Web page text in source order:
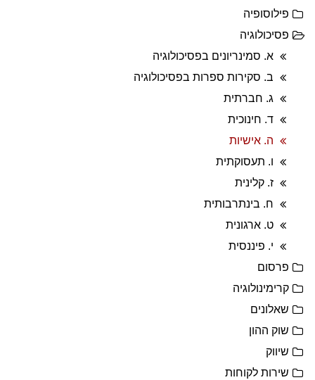
פילוסופיה
פסיכולוגיה
א. סמינריונים בפסיכולוגיה
ב. סקירות ספרות בפסיכולוגיה
ג. חברתית
ד. חינוכית
ה. אישיות
ו. תעסוקתית
ז. קלינית
ח. בינתרבותית
ט. ארגונית
י. פיננסית
פרסום
קרימינולוגיה
שאלונים
שוק ההון
שיווק
שירות לקוחות